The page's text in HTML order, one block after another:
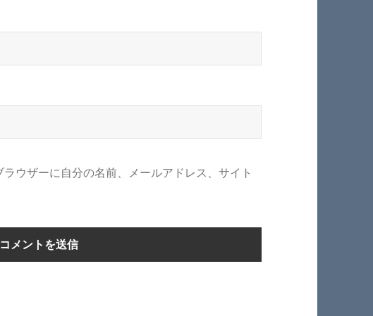
ウザーに自分の名前、メールアドレス、サイト